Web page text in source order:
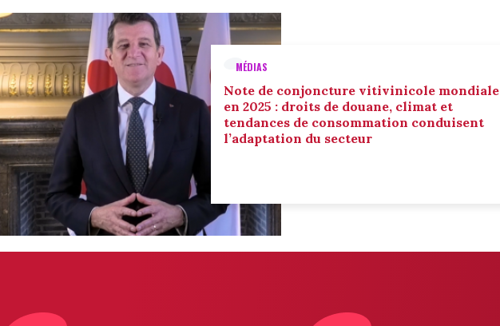
MÉDIAS
Note de conjoncture vitivinicole mondiale
en 2025 : droits de douane, climat et
tendances de consommation conduisent
l’adaptation du secteur